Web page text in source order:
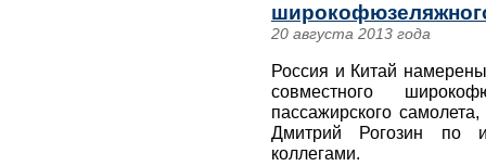
20 августа 2013 года
Россия и Китай
совместного
пассажирского
Дмитрий Рогозин по
коллегами.